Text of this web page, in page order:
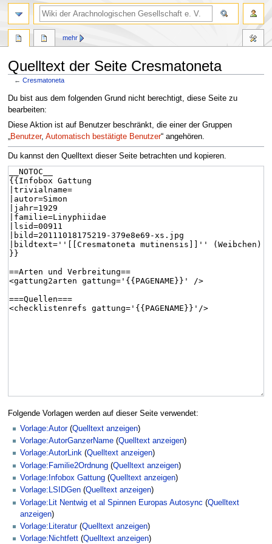
Quelltext der Seite Cresmatoneta
←Cresmatoneta
Zur
Navigation
springen
Zur
Suche
springen
Du bist aus dem folgenden Grund nicht berechtigt, diese Seite zu
bearbeiten:
Diese Aktion ist auf Benutzer beschränkt, die einer der Gruppen
„Benutzer, Automatisch bestätigte Benutzer“ angehören.
Du kannst den Quelltext dieser Seite betrachten und kopieren.
Folgende Vorlagen werden auf dieser Seite verwendet:
Vorlage:Autor(Quelltext anzeigen)
Vorlage:AutorGanzerName (Quelltext anzeigen)
Vorlage:AutorLink (Quelltext anzeigen)
Vorlage:Familie2Ordnung (Quelltext anzeigen)
Vorlage:Infobox Gattung (Quelltext anzeigen)
Vorlage:LSIDGen (Quelltext anzeigen)
Vorlage:Lit Nentwig et al Spinnen Europas Autosync (Quelltext
anzeigen)
Vorlage:Literatur(Quelltext anzeigen)
Vorlage:Nichtfett (Quelltext anzeigen)
mehr